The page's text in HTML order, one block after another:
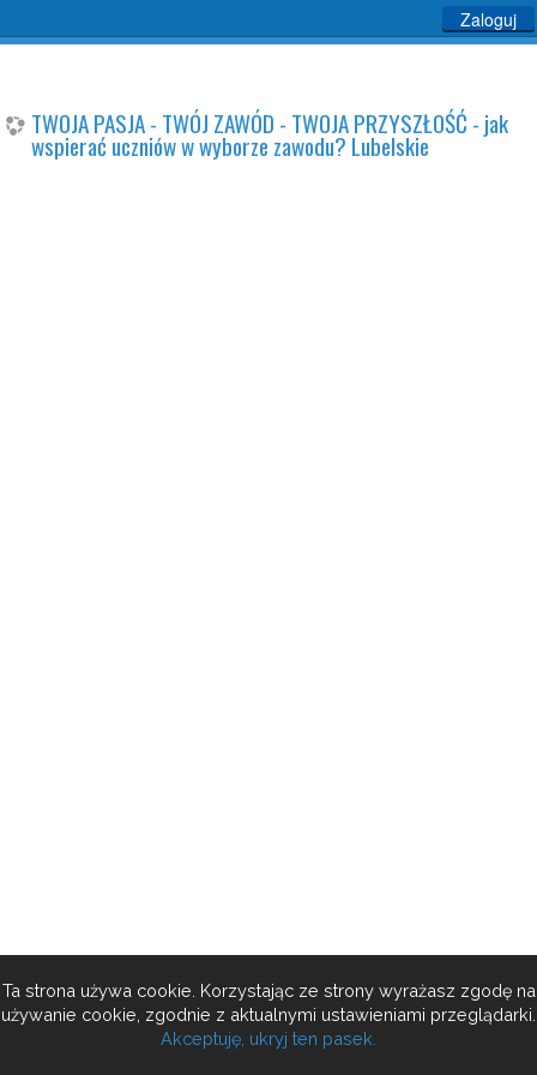
Zaloguj
TWOJA PASJA - TWÓJ ZAWÓD - TWOJA PRZYSZŁOŚĆ - jak
wspierać uczniów w wyborze zawodu? Lubelskie
Ta strona używa cookie. Korzystając ze strony wyrażasz zgodę na
używanie cookie, zgodnie z aktualnymi ustawieniami przeglądarki.
Akceptuję, ukryj ten pasek.